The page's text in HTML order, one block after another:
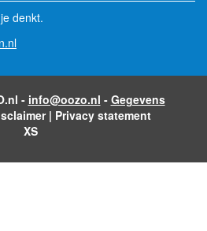
denkt.
- info@oozo.nl - Gegevens
| Privacy statement
XS